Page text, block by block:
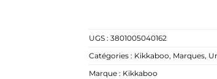
UGS : 3801005040162
Catégories : Kikkaboo, Marques,
Marque : Kikkaboo